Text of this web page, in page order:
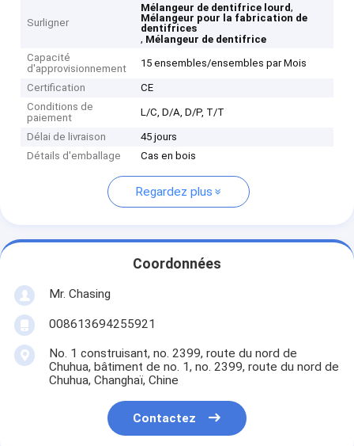
Surligner
Mélangeur de dentifrice lourd,
Mélangeur pour la fabrication de
dentifrices
, Mélangeur de dentifrice
Capacité
d'approvisionnement
15 ensembles/ensembles par Mois
Certification
CE
Conditions de
paiement
L/C, D/A, D/P, T/T
Délai de livraison
45 jours
Détails d'emballage
Cas en bois
Regardez plus
Coordonnées
Mr. Chasing
008613694255921
No. 1 construisant, no. 2399, route du nord de
Chuhua, bâtiment de no. 1, no. 2399, route du nord de
Chuhua, Changhaï, Chine
Contactez